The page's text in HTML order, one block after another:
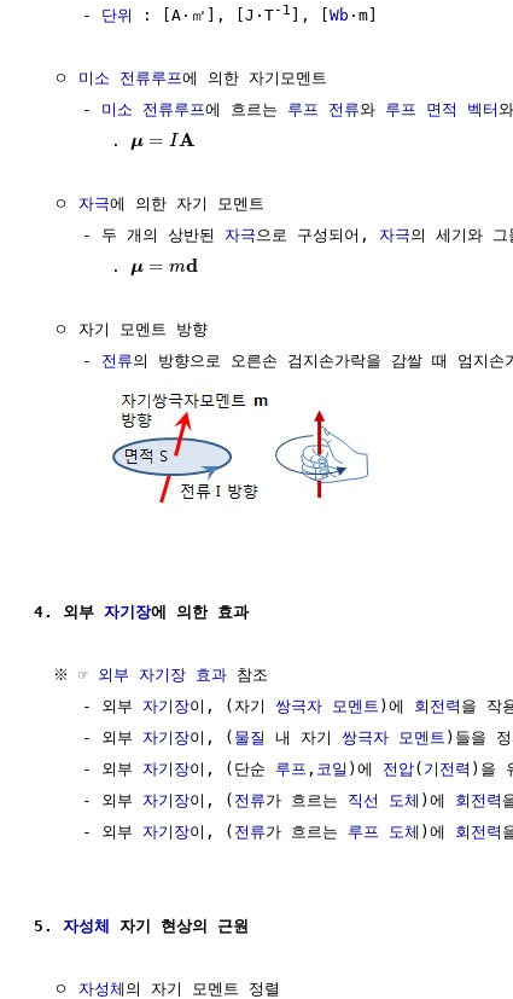
     -
단위 : [A·㎡], [J·T-1 ], [ Wb ·m]
  ㅇ
미소 전류루프에 의한 자기모멘트
     -
미소 전류루프에 흐르는 루프 전류와 루프 면적 벡터
        .
μ = IA
  ㅇ
자극에 의한 자기 모멘트
     - 두 개의 상반된
자극 으로 구성되어, 자극의 세기와 그
        .
μ = md
  ㅇ 자기 모멘트 방향
     -
전류의 방향으로 오른손 검지손가락을 감쌀 때 엄지손
4. 외부 자기장에 의한 효과
  ※ ☞
외부 자기장 효과 참조
     - 외부
자기장이, (자기 쌍극자 모멘트 )에 회전력 을 작
     - 외부
자기장이, ( 물질 내 자기 쌍극자 모멘트 )들을
     - 외부
자기장이, (단순 루프 , 코일 )에 전압( 기전력 )을
     - 외부
자기장이, ( 전류가 흐르는 직선 도체 )에 회전력
     - 외부
자기장이, ( 전류가 흐르는 루프 도체 )에 회전력
5. 자성체 자기 현상의 근원
  ㅇ
자성체 의 자기 모멘트 정렬